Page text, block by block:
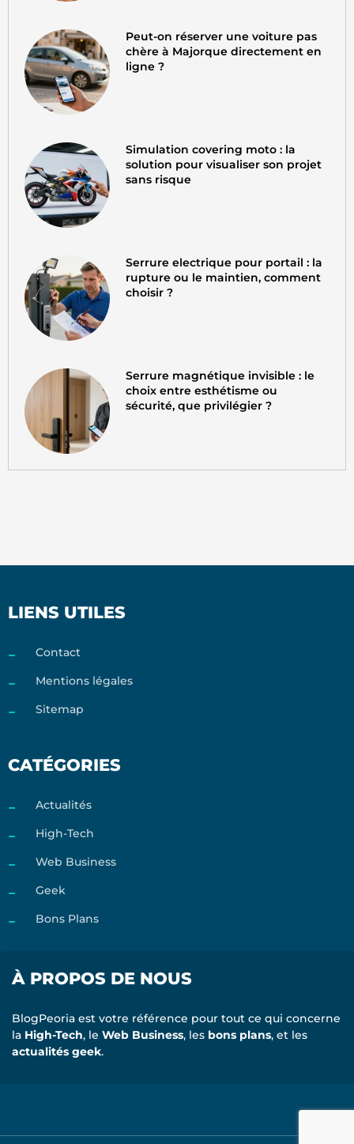
Peut-on réserver une voiture pas
chère à Majorque directement en
ligne ?
Simulation covering moto : la
solution pour visualiser son projet
sans risque
Serrure electrique pour portail : la
rupture ou le maintien, comment
choisir ?
Serrure magnétique invisible : le
choix entre esthétisme ou
sécurité, que privilégier ?
LIENS UTILES
Contact
Mentions légales
Sitemap
CATÉGORIES
Actualités
High-Tech
Web Business
Geek
Bons Plans
À PROPOS DE NOUS
BlogPeoria est votre référence pour tout ce qui concerne
la High-Tech, le Web Business, les bons plans, et les
actualités geek.